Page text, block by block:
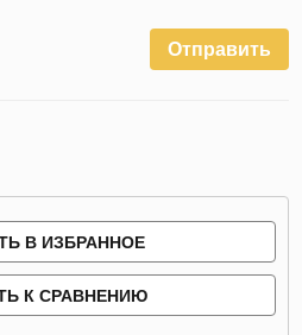
Отправить
В ИЗБРАННОЕ
К СРАВНЕНИЮ